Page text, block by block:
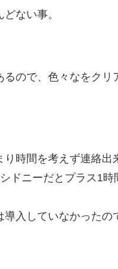
ない事。
ので、色々なをク
時間を考えず連絡出
ドニーだとプラス1
入していなかったの